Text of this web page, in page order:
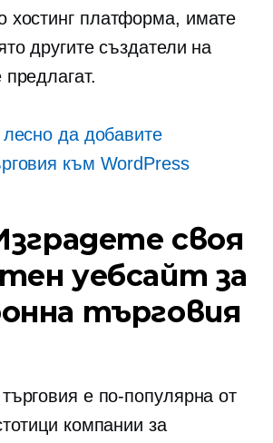
хостингплатформа, имате
другите създатели на
лесно да добавите
към WordPress
своя
уебсайт за
търговия
е по-популярна от
компании за